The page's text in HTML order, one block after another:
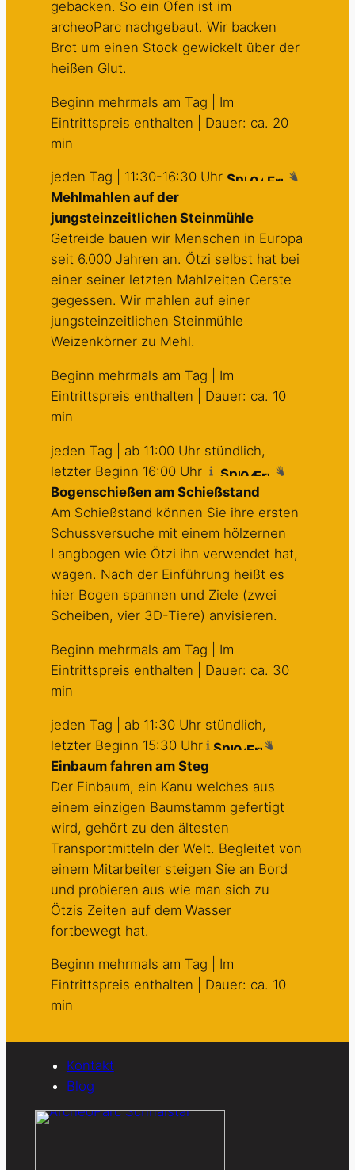
gebacken. So ein Ofen ist im
archeoParc nachgebaut. Wir backen
Brot um einen Stock gewickelt über der
heißen Glut.
Beginn mehrmals am Tag | Im
Eintrittspreis enthalten | Dauer: ca. 20
min
jeden Tag | 11:30-16:30 Uhr
Mehlmahlen auf der
jungsteinzeitlichen Steinmühle
Getreide bauen wir Menschen in Europa
seit 6.000 Jahren an. Ötzi selbst hat bei
einer seiner letzten Mahlzeiten Gerste
gegessen. Wir mahlen auf einer
jungsteinzeitlichen Steinmühle
Weizenkörner zu Mehl.
Beginn mehrmals am Tag | Im
Eintrittspreis enthalten | Dauer: ca. 10
min
jeden Tag | ab 11:00 Uhr stündlich,
letzter Beginn 16:00 Uhr
Bogenschießen am Schießstand
Am Schießstand können Sie ihre ersten
Schussversuche mit einem hölzernen
Langbogen wie Ötzi ihn verwendet hat,
wagen. Nach der Einführung heißt es
hier Bogen spannen und Ziele (zwei
Scheiben, vier 3D-Tiere) anvisieren.
Beginn mehrmals am Tag | Im
Eintrittspreis enthalten | Dauer: ca. 30
min
jeden Tag | ab 11:30 Uhr stündlich,
letzter Beginn 15:30 Uhr
Einbaum fahren am Steg
Der Einbaum, ein Kanu welches aus
einem einzigen Baumstamm gefertigt
wird, gehört zu den ältesten
Transportmitteln der Welt. Begleitet von
einem Mitarbeiter steigen Sie an Bord
und probieren aus wie man sich zu
Ötzis Zeiten auf dem Wasser
fortbewegt hat.
Beginn mehrmals am Tag | Im
Eintrittspreis enthalten | Dauer: ca. 10
min
Kontakt
Blog